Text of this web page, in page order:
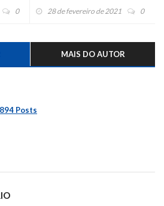
0
prol do HM
28 de fevereiro de 2021 0
MAIS DO AUTOR
Posts